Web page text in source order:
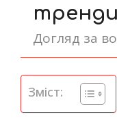
Догляд за
Зміст: